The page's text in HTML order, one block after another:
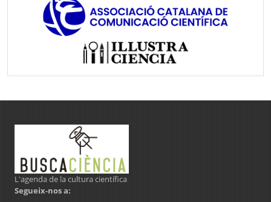
L'agenda de la cultura científica
Segueix-nos a: